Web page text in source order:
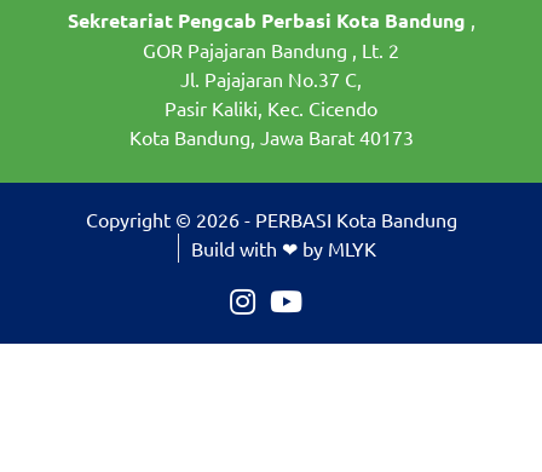
Sekretariat Pengcab Perbasi Kota Bandung ,
GOR Pajajaran Bandung , Lt. 2
Jl. Pajajaran No.37 C,
Pasir Kaliki, Kec. Cicendo
Kota Bandung, Jawa Barat 40173
Copyright © 2026 - PERBASI Kota Bandung
Build with ❤ by MLYK